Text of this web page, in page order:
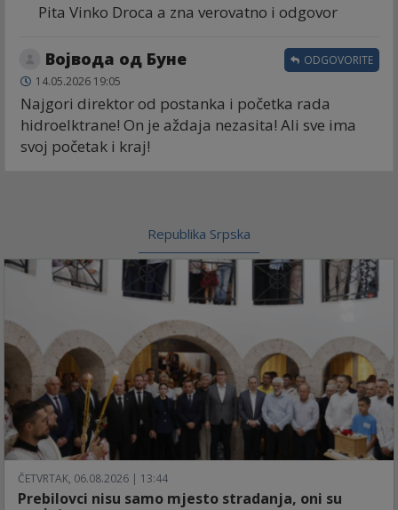
Pita Vinko Droca a zna verovatno i odgovor
Војвода од Буне
14.05.2026 19:05
Najgori direktor od postanka i početka rada
hidroelktrane! On je aždaja nezasita! Ali sve ima
svoj početak i kraj!
ODGOVORITE
Republika Srpska
ČETVRTAK, 06.08.2026 | 13:44
Prebilovci nisu samo mjesto stradanja, oni su